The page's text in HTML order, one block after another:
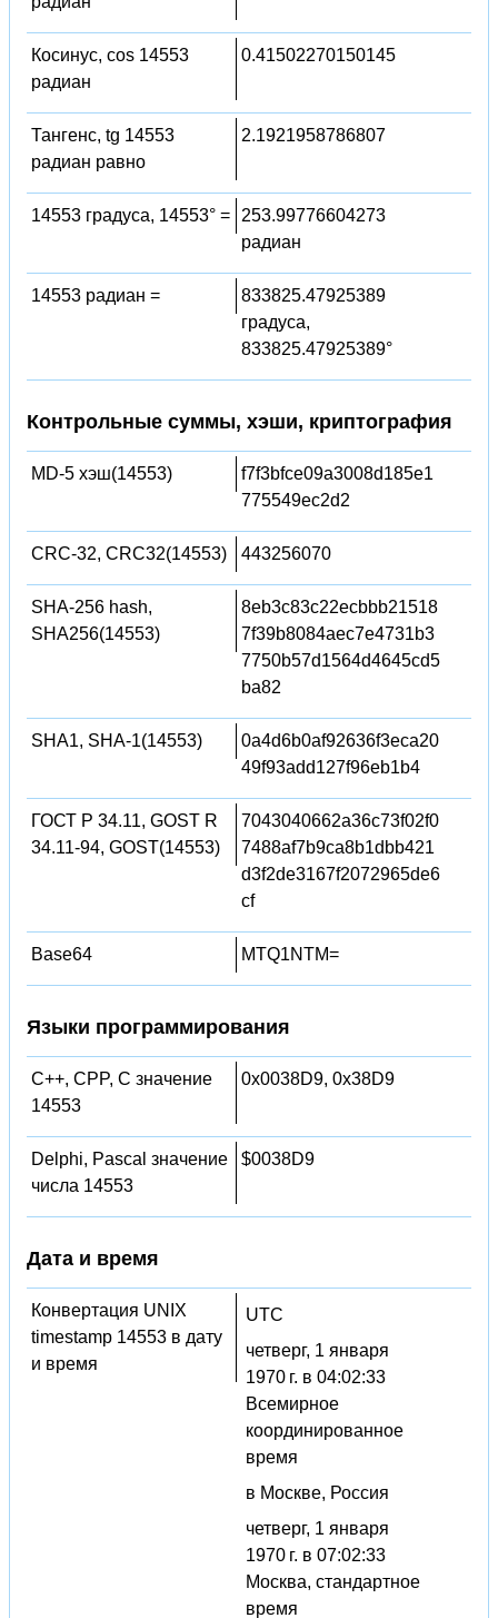
Косинус, cos 14553
радиан
0.41502270150145
Тангенс, tg 14553
радиан равно
2.1921958786807
14553 градуса, 14553° =
253.99776604273
радиан
14553 радиан =
833825.47925389
градуса,
833825.47925389°
Контрольные суммы, хэши, криптография
MD-5 хэш(14553)
f7f3bfce09a3008d185e1
775549ec2d2
CRC-32, CRC32(14553) 443256070
SHA-256 hash,
SHA256(14553)
8eb3c83c22ecbbb21518
7f39b8084aec7e4731b3
7750b57d1564d4645cd5
ba82
SHA1, SHA-1(14553)
0a4d6b0af92636f3eca20
49f93add127f96eb1b4
ГОСТ Р 34.11, GOST R
34.11-94, GOST(14553)
7043040662a36c73f02f0
7488af7b9ca8b1dbb421
d3f2de3167f2072965de6
cf
Base64 MTQ1NTM=
Языки программирования
C++, CPP, C значение
14553
0x0038D9, 0x38D9
Delphi, Pascal значение
числа 14553
$0038D9
Дата и время
Конвертация UNIX
timestamp 14553 в дату
и время
UTC
четверг, 1 января
1970 г. в 04:02:33
Всемирное
координированное
время
в Москве, Россия
четверг, 1 января
1970 г. в 07:02:33
Москва, стандартное
время